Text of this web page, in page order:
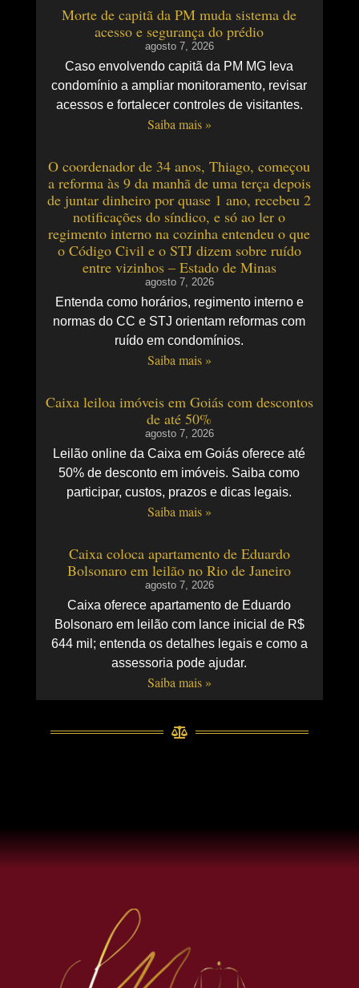
Morte de capitã da PM muda sistema de
acesso e segurança do prédio
agosto 7, 2026
Caso envolvendo capitã da PM MG leva
condomínio a ampliar monitoramento, revisar
acessos e fortalecer controles de visitantes.
Saiba mais »
O coordenador de 34 anos, Thiago, começou
a reforma às 9 da manhã de uma terça depois
de juntar dinheiro por quase 1 ano, recebeu 2
notificações do síndico, e só ao ler o
regimento interno na cozinha entendeu o que
o Código Civil e o STJ dizem sobre ruído
entre vizinhos – Estado de Minas
agosto 7, 2026
Entenda como horários, regimento interno e
normas do CC e STJ orientam reformas com
ruído em condomínios.
Saiba mais »
Caixa leiloa imóveis em Goiás com descontos
de até 50%
agosto 7, 2026
Leilão online da Caixa em Goiás oferece até
50% de desconto em imóveis. Saiba como
participar, custos, prazos e dicas legais.
Saiba mais »
Caixa coloca apartamento de Eduardo
Bolsonaro em leilão no Rio de Janeiro
agosto 7, 2026
Caixa oferece apartamento de Eduardo
Bolsonaro em leilão com lance inicial de R$
644 mil; entenda os detalhes legais e como a
assessoria pode ajudar.
Saiba mais »